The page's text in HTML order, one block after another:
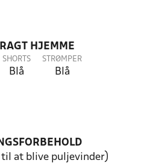
HJEMME
SHORTS
Blå
STRØMPER
Blå
at blive puljevinder)